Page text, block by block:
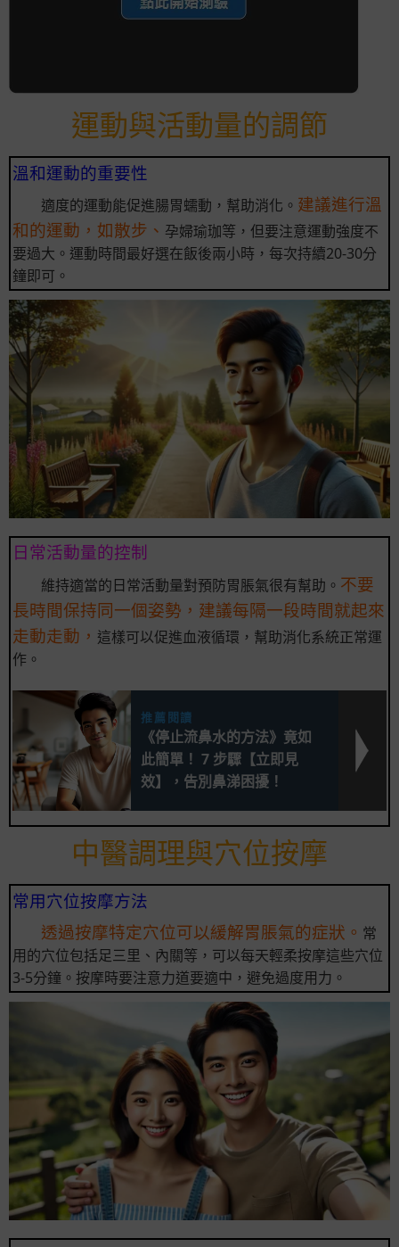
運動與活動量的調節
溫和運動的重要性
適度的運動能促進腸胃蠕動，幫助消化。 建議進行溫
和的運動，如散步、 孕婦瑜珈等，但要注意運動強度不
要過大。運動時間最好選在飯後兩小時，每次持續20-30分
鐘即可。
日常活動量的控制
維持適當的日常活動量對預防胃脹氣很有幫助。 不要
長時間保持同一個姿勢，建議每隔一段時間就起來
走動走動， 這樣可以促進血液循環，幫助消化系統正常運
作。
推薦閱讀
《停止流鼻水的方法》竟如
此簡單！ 7 步驟【立即見
效】，告別鼻涕困擾！
中醫調理與穴位按摩
常用穴位按摩方法
透過按摩特定穴位可以緩解胃脹氣的症狀。 常
用的穴位包括足三里、內關等，可以每天輕柔按摩這些穴位
3-5分鐘。按摩時要注意力道要適中，避免過度用力。